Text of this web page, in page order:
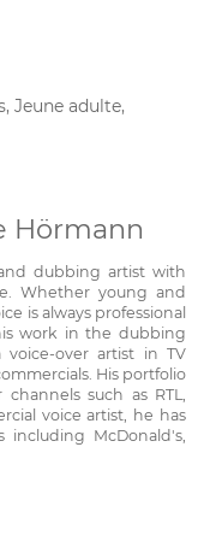
Jeune adulte,
Hörmann
dubbing artist with
Whether young and
is always professional
work in the dubbing
over artist in TV
His portfolio
such as RTL,
voice artist, he has
McDonald's,